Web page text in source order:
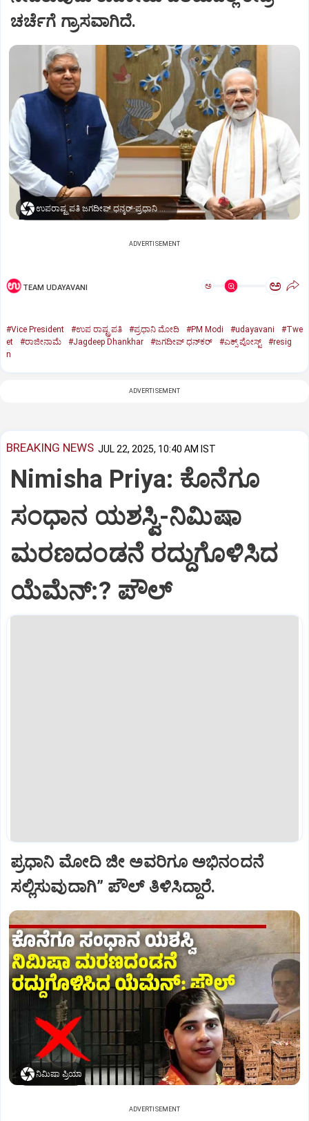
ಚರ್ಚೆಗೆ ಗ್ರಾಸವಾಗಿದೆ.
ಉಪರಾಷ್ಟ್ರಪತಿ ಜಗದೀಪ್‌ ಧನ್ಕರ್-ಪ್ರಧಾನಿ ಮೋದಿ
ADVERTISEMENT
TEAM UDAYAVANI ಅ ಅ
#Vice President #ಉಪ ರಾಷ್ಟ್ರಪತಿ #ಪ್ರಧಾನಿ ಮೋದಿ #PM Modi #udayavani
#Twe
et
#ರಾಜೀನಾಮೆ #Jagdeep Dhankhar #ಜಗದೀಪ್‌ ಧನ್‌ಕರ್‌ #ಎಕ್ಸ್‌ ಪೋಸ್ಟ್
#resig
n
ADVERTISEMENT
BREAKING NEWS JUL 22, 2025, 10:40 AM IST
Nimisha Priya: ಕೊನೆಗೂ
ಸಂಧಾನ ಯಶಸ್ವಿ-ನಿಮಿಷಾ
ಮರಣದಂಡನೆ ರದ್ದುಗೊಳಿಸಿದ
ಯೆಮೆನ್:? ಪೌಲ್
ಪ್ರಧಾನಿ ಮೋದಿ ಜೀ ಅವರಿಗೂ ಅಭಿನಂದನೆ
ಸಲ್ಲಿಸುವುದಾಗಿ” ಪೌಲ್‌ ತಿಳಿಸಿದ್ದಾರೆ.
ನಿಮಿಷಾ ಪ್ರಿಯಾ
ADVERTISEMENT